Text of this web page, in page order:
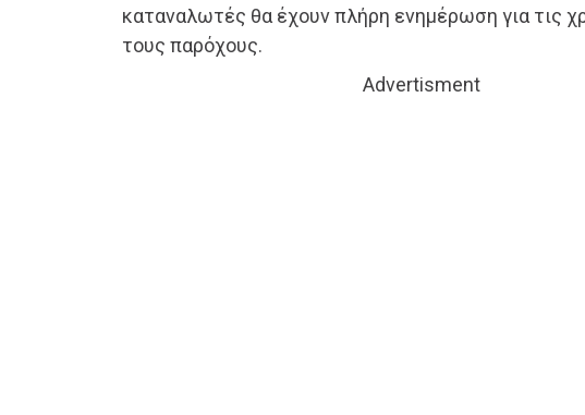
καταναλωτές θα έχουν πλήρη ενημέρωση για τις
τους παρόχους.
Advertisment